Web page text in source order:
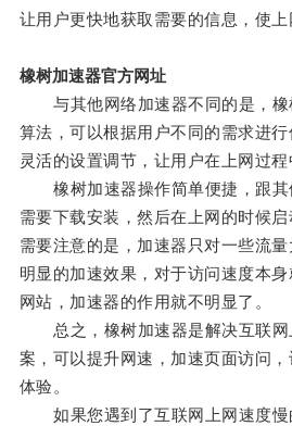
让用户更快地获取需要的信息，使上
橡树加速器官方网址
与其他网络加速器不同的是，橡
算法，可以根据用户不同的需求进
灵活的设置调节，让用户在上网过程
橡树加速器操作简单便捷，跟其
需要下载安装，然后在上网的时候启
需要注意的是，加速器只对一些流
明显的加速效果，对于访问速度本
网站，加速器的作用就不明显了。
总之，橡树加速器是解决互联网
案，可以提升网速，加速页面访问
体验。
如果您遇到了互联网上网速度慢